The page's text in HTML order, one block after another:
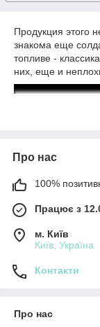
Продукция этого
знакома еще
топливе -
них, еще и
Про нас
100%
Працює з
м. Київ
Київ, Україна
Контакти
Про нас